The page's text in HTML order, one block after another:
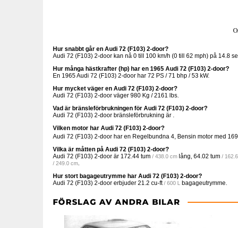
Hur snabbt går en Audi 72 (F103) 2-door?
Audi 72 (F103) 2-door kan nå 0 till 100 km/h (0 till 62 mph) på 14.8
Hur många hästkrafter (hp) har en 1965 Audi 72 (F103) 2-door?
En 1965 Audi 72 (F103) 2-door har 72 PS / 71 bhp / 53 kW.
Hur mycket väger en Audi 72 (F103) 2-door?
Audi 72 (F103) 2-door väger 980 Kg / 2161 lbs.
Vad är bränsleförbrukningen för Audi 72 (F103) 2-door?
Audi 72 (F103) 2-door bränsleförbrukning är .
Vilken motor har Audi 72 (F103) 2-door?
Audi 72 (F103) 2-door har en Regelbundna 4, Bensin motor med
Vilka är måtten på Audi 72 (F103) 2-door?
Audi 72 (F103) 2-door är 172.44 tum / 438.0 cm lång, 64.02 tum /
/ 249.0 cm.
Hur stort bagageutrymme har Audi 72 (F103) 2-door?
Audi 72 (F103) 2-door erbjuder 21.2 cu-ft / 600 L bagageutrymme.
FÖRSLAG AV ANDRA BILAR